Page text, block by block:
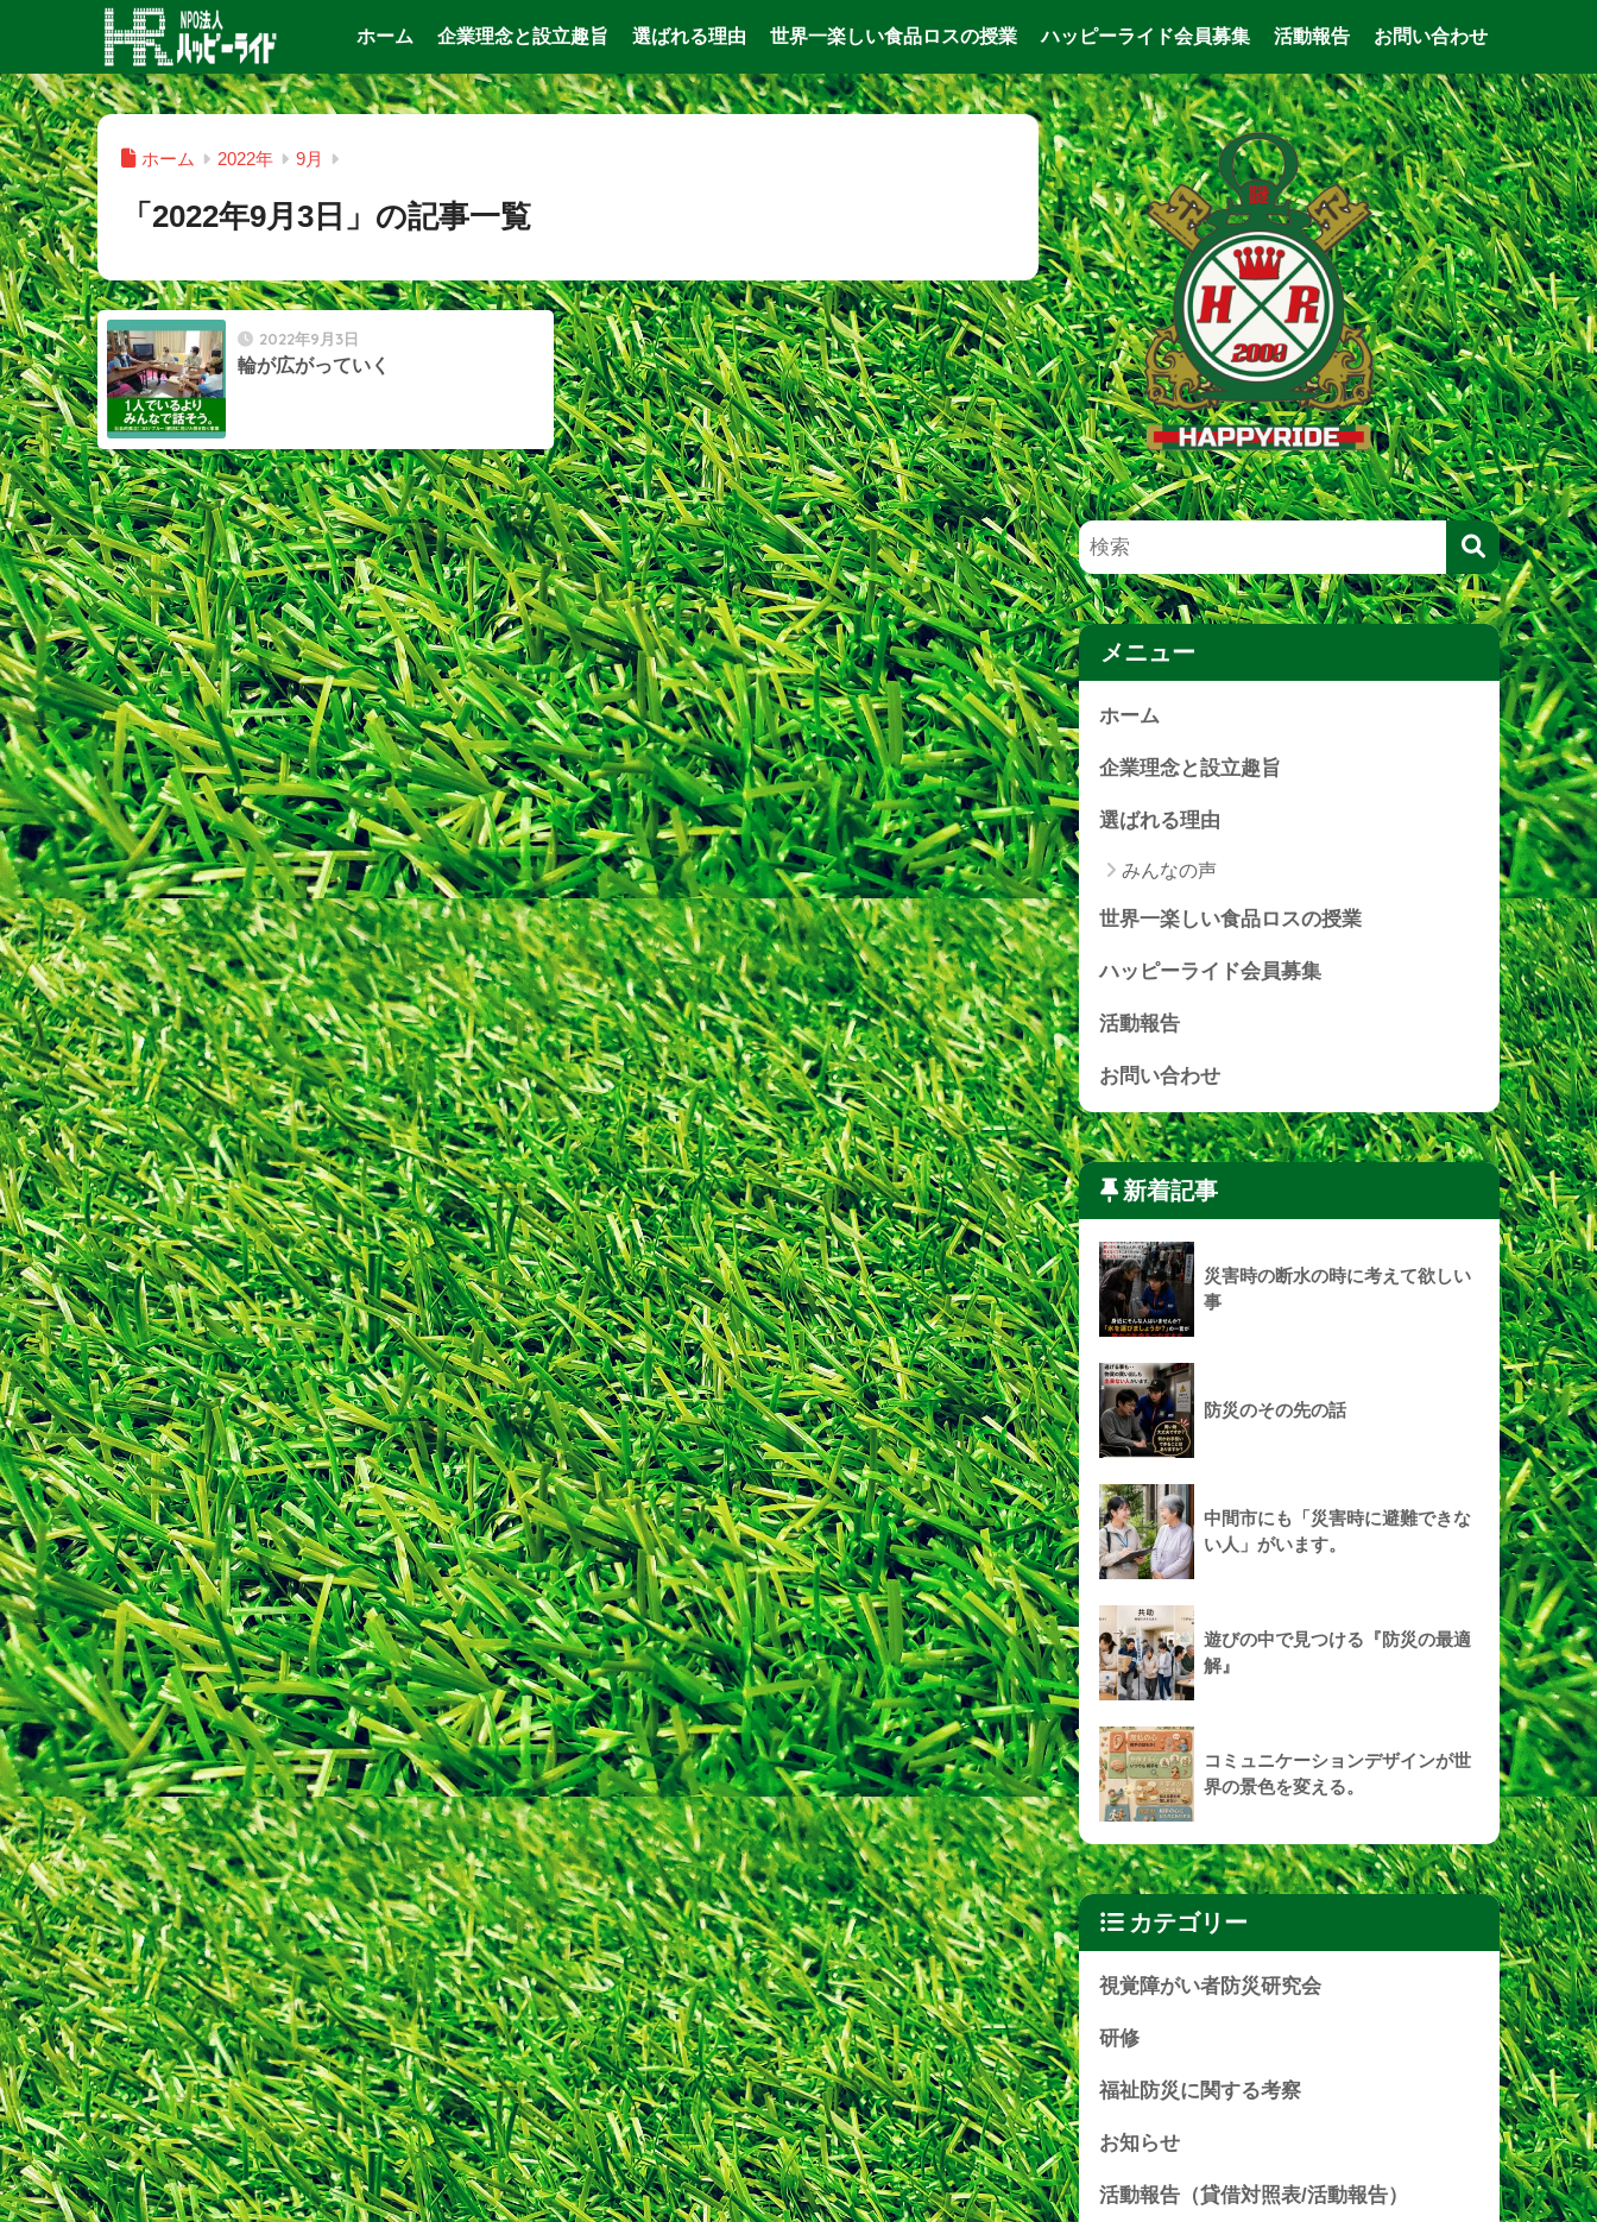
ホーム 企業理念と設立趣旨 選ばれる理由 世界一楽しい食品ロスの授業 ハッピーライド会員募集 活動報告 お問い合わせ
ホーム 2022年 9月
「2022年9月3日」の記事一覧
2022年9月3日
輪が広がっていく
メニュー
ホーム
企業理念と設立趣旨
選ばれる理由
みんなの声
世界一楽しい食品ロスの授業
ハッピーライド会員募集
活動報告
お問い合わせ
新着記事
災害時の断水の時に考えて欲しい
事
防災のその先の話
中間市にも「災害時に避難できな
い人」がいます。
遊びの中で見つける『防災の最適
解』
コミュニケーションデザインが世
界の景色を変える。
カテゴリー
視覚障がい者防災研究会
研修
福祉防災に関する考察
お知らせ
活動報告（貸借対照表/活動報告）